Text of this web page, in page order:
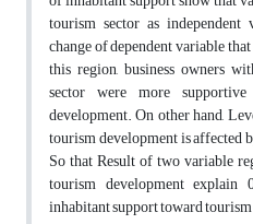
tourism sector as
change of dependent variable
this region, business owners
sector were more
development. On other hand,
tourism development is affected
So that Result of two variable
tourism development
inhabitant support toward